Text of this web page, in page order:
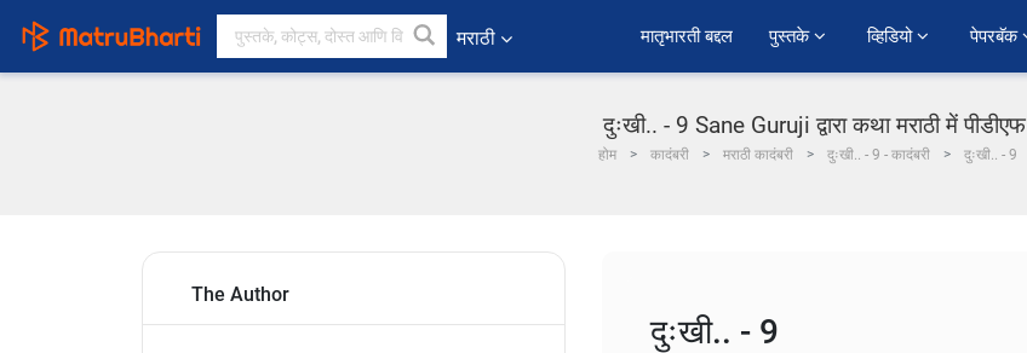
मराठी ﻿मातृभारती बद्दल पुस्तके व्हिडियो पेपरबॅक
दुःखी.. - 9 Sane Guruji द्वारा कथा मराठी में पीडीएफ
होम कादंबरी मराठी कादंबरी दुःखी.. - 9 - कादंबरी दुःखी.. - 9
The Author
दुःखी.. - 9